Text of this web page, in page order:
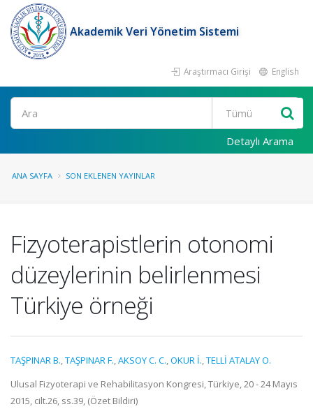
Akademik Veri Yönetim Sistemi
Araştırmacı Girişi English
Ara
Detaylı Arama
ANA SAYFA SON EKLENEN YAYINLAR
Fizyoterapistlerin otonomi
düzeylerinin belirlenmesi
Türkiye örneği
TAŞPINAR B.,TAŞPINAR F.,AKSOY C. C.,OKUR İ.,TELLİ ATALAY O.
Ulusal Fizyoterapi ve Rehabilitasyon Kongresi, Türkiye, 20 - 24 Mayıs
2015, cilt.26, ss.39, (Özet Bildiri)